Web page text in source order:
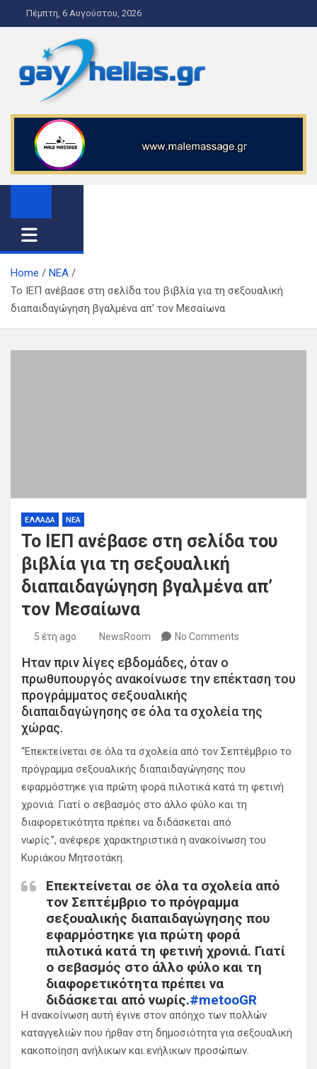
k
e
Πέμπτη, 6 Αυγούστου, 2026
gayhellas.gr – lgbt news and
guide
lgbt news & guide
Home
ΝΕΑ
Το ΙΕΠ ανέβασε στη σελίδα του βιβλία για τη σεξουαλική
διαπαιδαγώγηση βγαλμένα απ’ τον Μεσαίωνα
ΕΛΛΑΔΑ ΝΕΑ
Το ΙΕΠ ανέβασε στη σελίδα του
βιβλία για τη σεξουαλική
διαπαιδαγώγηση βγαλμένα απ’
τον Μεσαίωνα
5 έτη ago NewsRoom No Comments
Ήταν πριν λίγες εβδομάδες, όταν ο
πρωθυπουργός ανακοίνωσε την επέκταση του
προγράμματος σεξουαλικής
διαπαιδαγώγησης σε όλα τα σχολεία της
χώρας.
“Επεκτείνεται σε όλα τα σχολεία από τον Σεπτέμβριο το
πρόγραμμα σεξουαλικής διαπαιδαγώγησης που
εφαρμόστηκε για πρώτη φορά πιλοτικά κατά τη φετινή
χρονιά. Γιατί ο σεβασμός στο άλλο φύλο και τη
διαφορετικότητα πρέπει να διδάσκεται από
νωρίς.”, ανέφερε χαρακτηριστικά η ανακοίνωση του
Κυριάκου Μητσοτάκη.
Επεκτείνεται σε όλα τα σχολεία από
τον Σεπτέμβριο το πρόγραμμα
σεξουαλικής διαπαιδαγώγησης που
εφαρμόστηκε για πρώτη φορά
πιλοτικά κατά τη φετινή χρονιά. Γιατί
ο σεβασμός στο άλλο φύλο και τη
διαφορετικότητα πρέπει να
διδάσκεται από νωρίς.#metooGR
#Βουλή pic.twitter.com/tpEcdfElPm
— Prime Minister GR
(@PrimeministerGR)February 25, 2021
Η ανακοίνωση αυτή έγινε στον απόηχο των πολλών
καταγγελιών που ήρθαν στη δημοσιότητα για σεξουαλική
κακοποίηση ανήλικων και ενήλικων προσώπων.